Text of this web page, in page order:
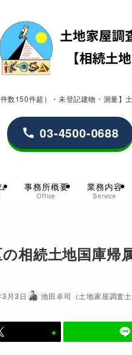
数150件超）・未登記建物・測量
事務所概要
Office
業務内容
Service
03-4500-0688
相続土地国庫帰
月3日 池田卓司（土地家屋調査士